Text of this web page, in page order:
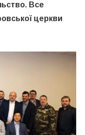
Все
церкви